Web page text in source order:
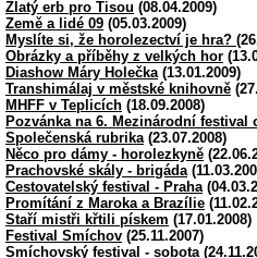
Zlatý erb pro Tisou (08.04.2009)
Země a lidé 09 (05.03.2009)
Myslíte si, že horolezectví je hra?
Obrázky a příběhy z velkých hor
Diashow Máry Holečka(13.01.2009)
Transhimálaj v městské knihovně
MHFF v Teplicích (18.09.2008)
Pozvánka na 6. Mezinárodní
Společenská rubrika(23.07.2008)
Něco pro dámy - horolezkyně
Prachovské skály - brigáda
Cestovatelský festival - Praha
Promítání z Maroka a Brazílie
Staří mistři křtili pískem (17.01.2008)
Festival Smíchov (25.11.2007)
Smíchovský festival - sobota